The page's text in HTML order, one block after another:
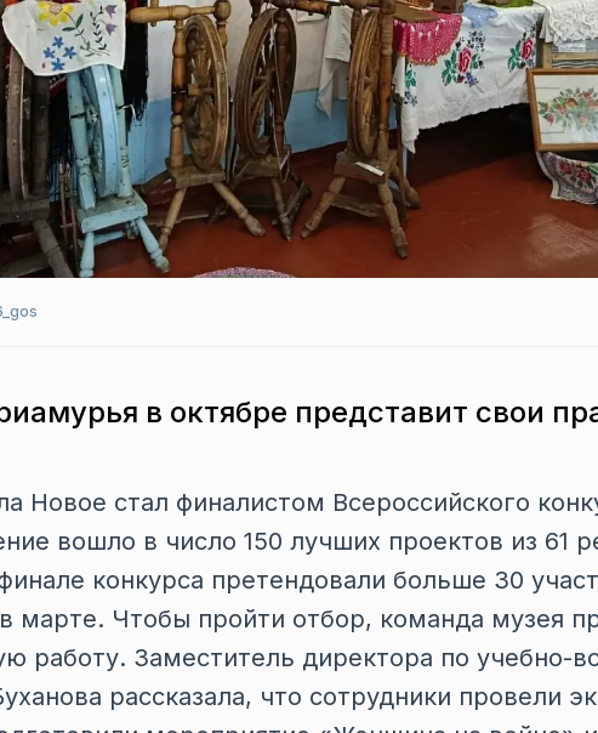
в октябре представит свои
Новое стал финалистом Всероссийского
вошло в число 150 лучших проектов из 61
конкурса претендовали больше 30
марте. Чтобы пройти отбор, команда музея
работу. Заместитель директора по учебно-
рассказала, что сотрудники провели